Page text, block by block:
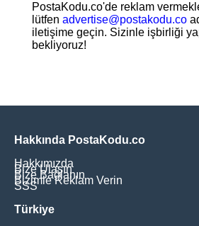
PostaKodu.co'de reklam
lütfen advertise@postakodu.co
iletişime geçin. Sizinle işbirliği
bekliyoruz!
Hakkında PostaKodu.co
Hakkımızda
Bize Ulaşın
Bize Bağlanın
Bizimle Reklam Verin
SSS
Türkiye